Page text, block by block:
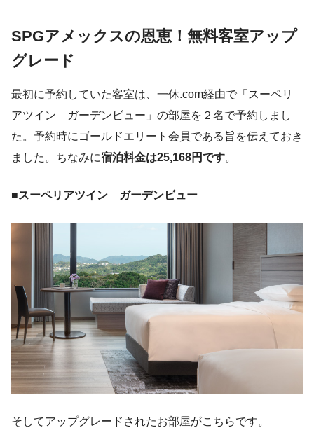
SPGアメックスの恩恵！無料客室アップ
グレード
最初に予約していた客室は、一休.com経由で「スーペリ
アツイン ガーデンビュー」の部屋を２名で予約しまし
た。予約時にゴールドエリート会員である旨を伝えておき
ました。ちなみに宿泊料金は25,168円です。
■スーペリアツイン ガーデンビュー
そしてアップグレードされたお部屋がこちらです。